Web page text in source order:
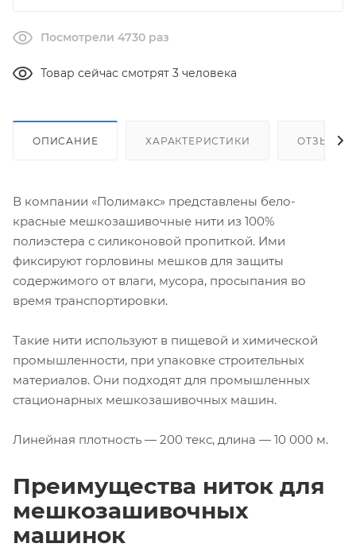
Посмотрели 4730 раз
Товар сейчас смотрят 3 человека
ОПИСАНИЕ ХАРАКТЕРИСТИКИ ОТЗЫВЫ
В компании «Полимакс» представлены бело-
красные мешкозашивочные нити из 100%
полиэстера с силиконовой пропиткой. Ими
фиксируют горловины мешков для защиты
содержимого от влаги, мусора, просыпания во
время транспортировки.
Такие нити используют в пищевой и химической
промышленности, при упаковке строительных
материалов. Они подходят для промышленных
стационарных мешкозашивочных машин.
Линейная плотность — 200 текс, длина — 10 000 м.
Преимущества ниток для
мешкозашивочных
машинок